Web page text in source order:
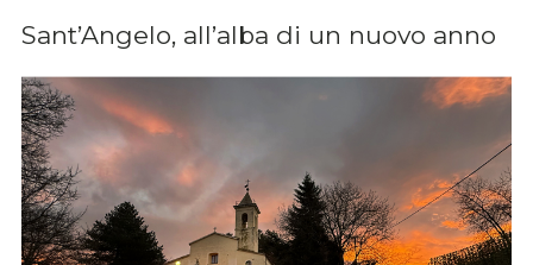
Sant’Angelo, all’alba di un nuovo anno